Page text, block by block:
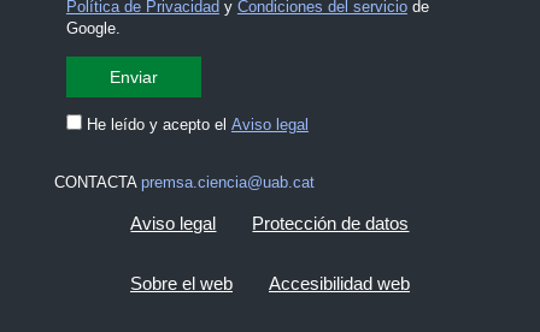
Política de Privacidad y Condiciones del serviciode
Google.
He leído y acepto el Aviso legal
CONTACTA premsa.ciencia@uab.cat
Aviso legal Protección de datos
Sobre el web Accesibilidad web